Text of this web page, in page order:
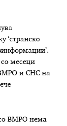
‘странско
месеци
ВМРО и СНС на
ВМРО нема